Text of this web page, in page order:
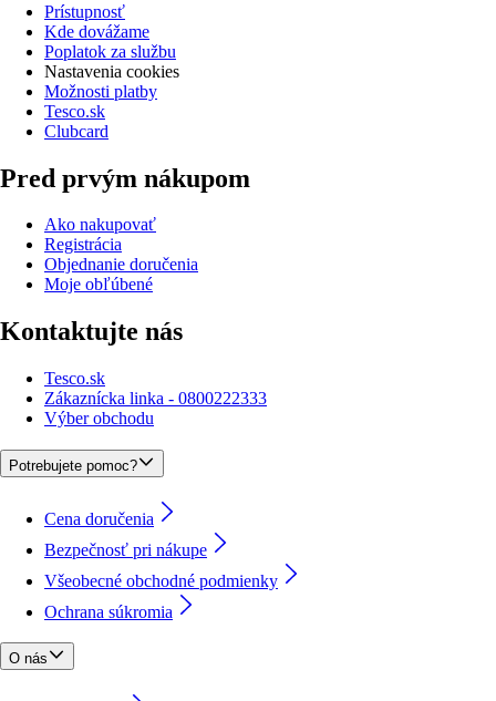
Prístupnosť
Kde dovážame
Poplatok za službu
Nastavenia cookies
Možnosti platby
Tesco.sk
Clubcard
Pred prvým nákupom
Ako nakupovať
Registrácia
Objednanie doručenia
Moje obľúbené
Kontaktujte nás
Tesco.sk
Zákaznícka linka - 0800222333
Výber obchodu
Potrebujete pomoc?
Cena doručenia
Bezpečnosť pri nákupe
Všeobecné obchodné podmienky
Ochrana súkromia
O nás